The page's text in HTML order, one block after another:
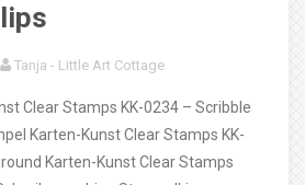
Tanja - Little Art Cottage
Clear Stamps KK-0234 – Scribble
Karten-Kunst Clear Stamps KK-
Karten-Kunst Clear Stamps